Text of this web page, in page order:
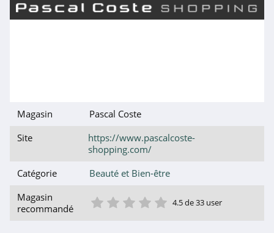
4.0
Manucurist
Magasin
Pascal Coste
Site
https://www.pascalcoste-
shopping.com/
Catégorie
Beauté et Bien-être
Magasin
recommandé
5 étoile
4 étoile
3 étoile
2 étoile
1 étoile4.5 de 33 user